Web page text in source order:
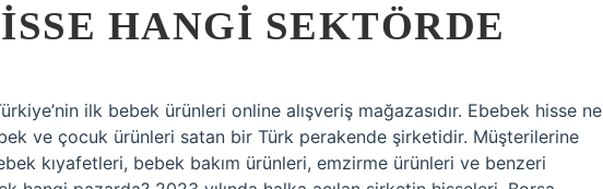
HANGI SEKTÖRDE
ilk bebek ürünleri online alışveriş mağazasıdır. Ebebek hisse ne
ve çocuk ürünleri satan bir Türk perakende şirketidir. Müşterilerine
kıyafetleri, bebek bakım ürünleri, emzirme ürünleri ve benzeri